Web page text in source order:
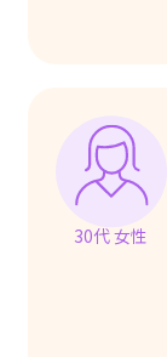
30代 女性